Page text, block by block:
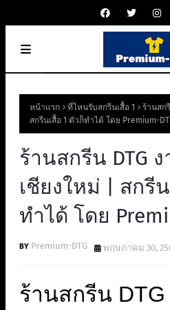
หน้าแรก ที่ไหนรับสกรีนเสื้อ 1
ร้านสก
สกรีนเสื้อ 1 ตัวก็ทำได้ โดย Premium-
ร้านสกรีน DTG
เชียงใหม่ | สกรี
ทำได้ โดย
Premium-DTG พฤษภาคม 30,
ร้านสกรีน